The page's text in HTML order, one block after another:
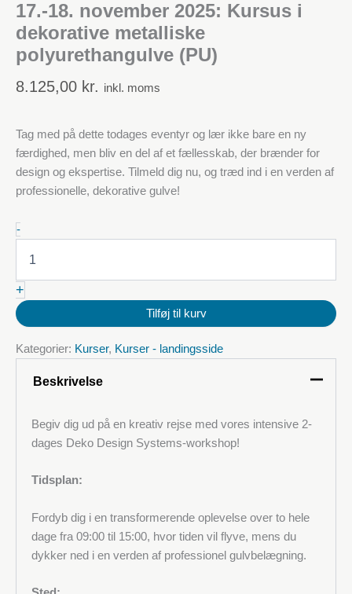
17.-18. november 2025: Kursus i
dekorative metalliske
polyurethangulve (PU)
8.125,00 kr. inkl. moms
Tag med på dette todages eventyr og lær ikke bare en ny
færdighed, men bliv en del af et fællesskab, der brænder for
design og ekspertise. Tilmeld dig nu, og træd ind i en verden af
professionelle, dekorative gulve!
-17.-18.
november
2025:
i
dekorative
metalliske
(PU)
+
Tilføj til kurv
Kategorier: Kurser, Kurser - landingsside
Beskrivelse
Begiv dig ud på en kreativ rejse med vores intensive 2-
dages Deko Design Systems-workshop!
Tidsplan:
Fordyb dig i en transformerende oplevelse over to hele
dage fra 09:00 til 15:00, hvor tiden vil flyve, mens du
dykker ned i en verden af professionel gulvbelægning.